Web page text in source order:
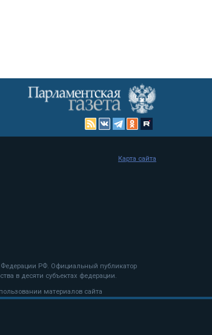
Федерации РФ. Официальный публикатор
в десяти субъектах федерации.
материалов сайта
Карта сайта